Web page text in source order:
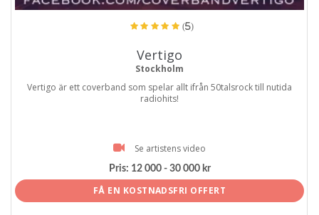
(5)
Vertigo
Stockholm
Vertigo är ett coverband som spelar allt ifrån 50talsrock till nutida
radiohits!
Se artistens video
Pris: 12 000 - 30 000 kr
FÅ EN KOSTNADSFRI OFFERT